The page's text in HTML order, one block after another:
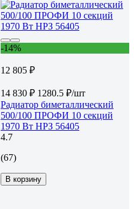
-14%
12 805 ₽
14 830 ₽ 1280.5 ₽/шт
Радиатор биметаллический
500/100 ПРОФИ 10 секций
1970 Вт НРЗ 56405
4.7
(67)
В корзину